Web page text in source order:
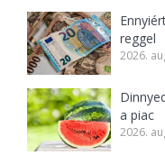
reggel
2026.
a piac
2026.